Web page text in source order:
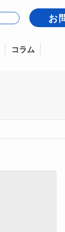
お
コラム